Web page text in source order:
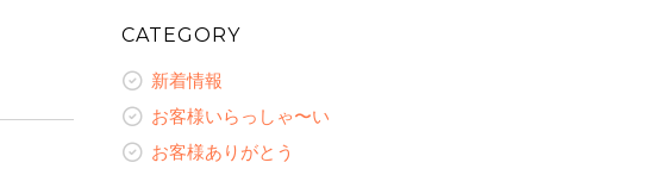
CATEGORY
新着情報
お客様いらっしゃ〜い
お客様ありがとう